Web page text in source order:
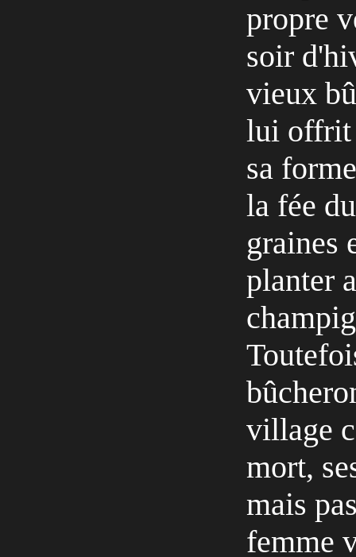
propre
soir
vieux
lui offrit
sa
la fée
graines
planter
village
mort,
mais
femme